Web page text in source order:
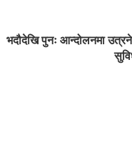
भदौदेखि पुनः आन्दोलनमा